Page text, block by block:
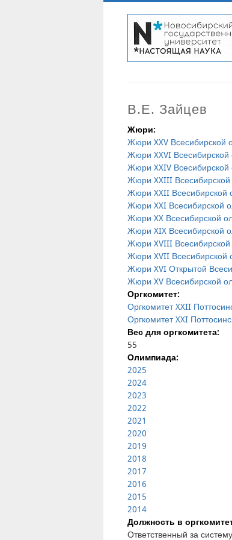
В.Е. Зайцев
Жюри:
Жюри XXV Всесибирской
Жюри XXVI
Жюри XXIV
Жюри XXIII
Жюри XXII Всесибирской
Жюри XXI Всесибирской
Жюри XX Всесибирской
Жюри XIX Всесибирской
Жюри XVIII
Жюри XVII Всесибирской
Жюри XVI Открытой
Жюри XV Всесибирской
Оргкомитет:
Оргкомитет XXII
Оргкомитет XXI
Вес для оргкомитета:
55
Олимпиада:
2025
2024
2023
2022
2021
2020
2019
2018
2017
2016
2015
2014
Должность в
Ответственный за